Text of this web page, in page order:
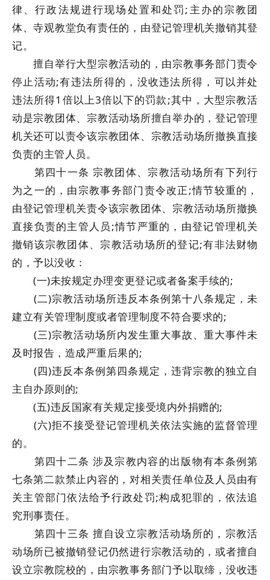
律、行政法规进行现场处置和处罚;主办的宗教团
体、寺观教堂负有责任的，由登记管理机关撤销其登
记。
擅自举行大型宗教活动的，由宗教事务部门责令
停止活动;有违法所得的，没收违法所得，可以并处
违法所得1倍以上3倍以下的罚款;其中，大型宗教活
动是宗教团体、宗教活动场所擅自举办的，登记管理
机关还可以责令该宗教团体、宗教活动场所撤换直接
负责的主管人员。
第四十一条 宗教团体、宗教活动场所有下列行
为之一的，由宗教事务部门责令改正;情节较重的，
由登记管理机关责令该宗教团体、宗教活动场所撤换
直接负责的主管人员;情节严重的，由登记管理机关
撤销该宗教团体、宗教活动场所的登记;有非法财物
的，予以没收：
(一)未按规定办理变更登记或者备案手续的;
(二)宗教活动场所违反本条例第十八条规定，未
建立有关管理制度或者管理制度不符合要求的;
(三)宗教活动场所内发生重大事故、重大事件未
及时报告，造成严重后果的;
(四)违反本条例第四条规定，违背宗教的独立自
主自办原则的;
(五)违反国家有关规定接受境内外捐赠的;
(六)拒不接受登记管理机关依法实施的监督管理
的。
第四十二条 涉及宗教内容的出版物有本条例第
七条第二款禁止内容的，对相关责任单位及人员由有
关主管部门依法给予行政处罚;构成犯罪的，依法追
究刑事责任。
第四十三条 擅自设立宗教活动场所的，宗教活
动场所已被撤销登记仍然进行宗教活动的，或者擅自
设立宗教院校的，由宗教事务部门予以取缔，没收违